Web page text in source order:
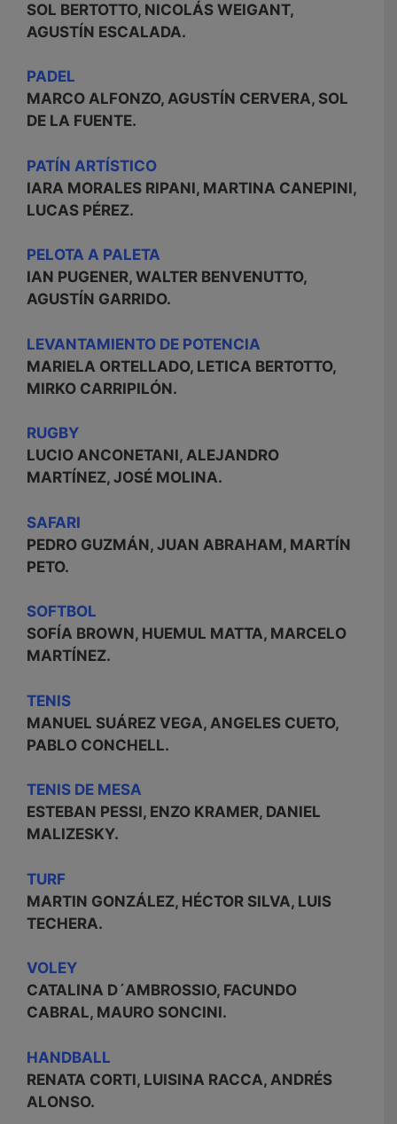
SOL BERTOTTO, NICOLÁS WEIGANT,
AGUSTÍN ESCALADA.
PADEL
MARCO ALFONZO, AGUSTÍN CERVERA, SOL
DE LA FUENTE.
PATÍN ARTÍSTICO
IARA MORALES RIPANI, MARTINA CANEPINI,
LUCAS PÉREZ.
PELOTA A PALETA
IAN PUGENER, WALTER BENVENUTTO,
AGUSTÍN GARRIDO.
LEVANTAMIENTO DE POTENCIA
MARIELA ORTELLADO, LETICA BERTOTTO,
MIRKO CARRIPILÓN.
RUGBY
LUCIO ANCONETANI, ALEJANDRO
MARTÍNEZ, JOSÉ MOLINA.
SAFARI
PEDRO GUZMÁN, JUAN ABRAHAM, MARTÍN
PETO.
SOFTBOL
SOFÍA BROWN, HUEMUL MATTA, MARCELO
MARTÍNEZ.
TENIS
MANUEL SUÁREZ VEGA, ANGELES CUETO,
PABLO CONCHELL.
TENIS DE MESA
ESTEBAN PESSI, ENZO KRAMER, DANIEL
MALIZESKY.
TURF
MARTIN GONZÁLEZ, HÉCTOR SILVA, LUIS
TECHERA.
VOLEY
CATALINA D´AMBROSSIO, FACUNDO
CABRAL, MAURO SONCINI.
HANDBALL
RENATA CORTI, LUISINA RACCA, ANDRÉS
ALONSO.